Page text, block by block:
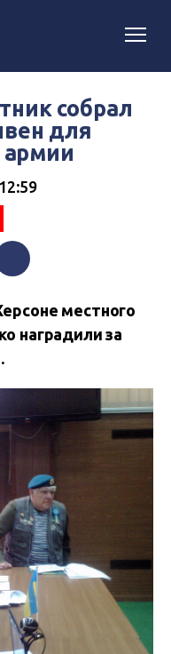
собрал
для
армии
местного
наградили за